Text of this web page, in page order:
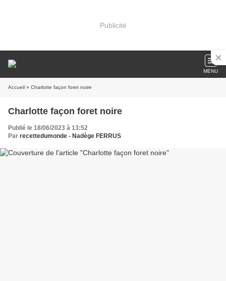
Publicité
MENU
Accueil » Charlotte façon foret noire
Charlotte façon foret noire
Publié le 18/06/2023 à 13:52
Par recettedumonde - Nadège FERRUS